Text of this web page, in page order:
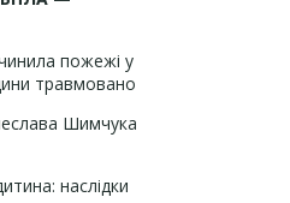
пожежі у
травмовано
Шимчука
наслідки